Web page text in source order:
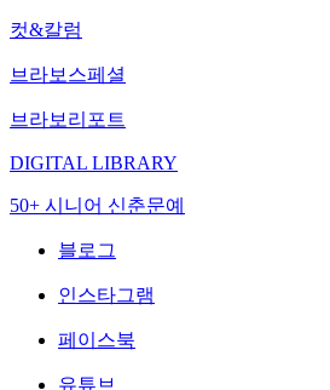
컷&칼럼
브라보스페셜
브라보리포트
DIGITAL LIBRARY
50+ 시니어 신춘문예
블로그
인스타그램
페이스북
유튜브